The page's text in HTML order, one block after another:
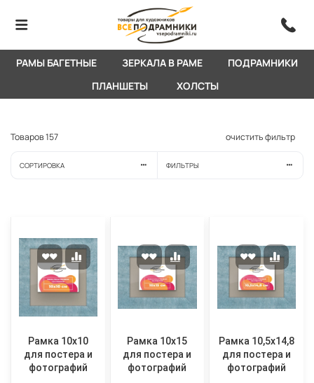
РАМЫ БАГЕТНЫЕ ЗЕРКАЛА В РАМЕ
ПОДРАМНИКИ
ПЛАНШЕТЫ
ХОЛСТЫ
Товаров157 очистить фильтр
СОРТИРОВКА ФИЛЬТРЫ
Рамка 10x10
для постера и
фотографий
Рамка 10x15
для постера и
фотографий
Рамка 10,5x14,8
для постера и
фотографий